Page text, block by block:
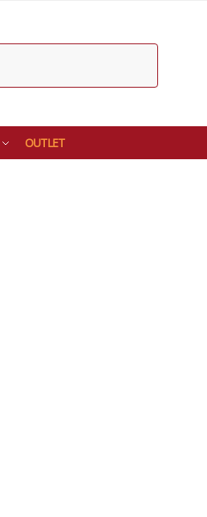
OUTLET